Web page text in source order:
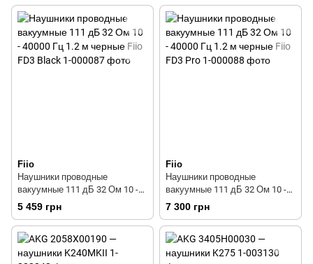
накладные 32 Ом 98 дБ 3.5 мм
Fiio
Наушники проводные
вакуумные 111 дБ 32 Ом 10 -
40000 Гц 1.2 м черные Fiio FD3
5 459 грн
Fiio
Наушники проводные
вакуумные 111 дБ 32 Ом 10 -
40000 Гц 1.2 м черные Fiio FD3
7 300 грн